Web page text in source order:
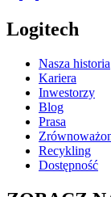
Logitech
Nasza historia
Kariera
Inwestorzy
Blog
Prasa
Recykling
Dostępność